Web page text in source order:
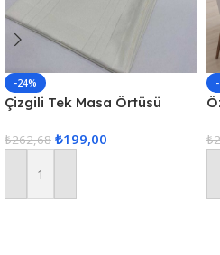
-24%
Çizgili Tek Masa Örtüsü
₺262,68 ₺199,00
Sepete Ekle
₺